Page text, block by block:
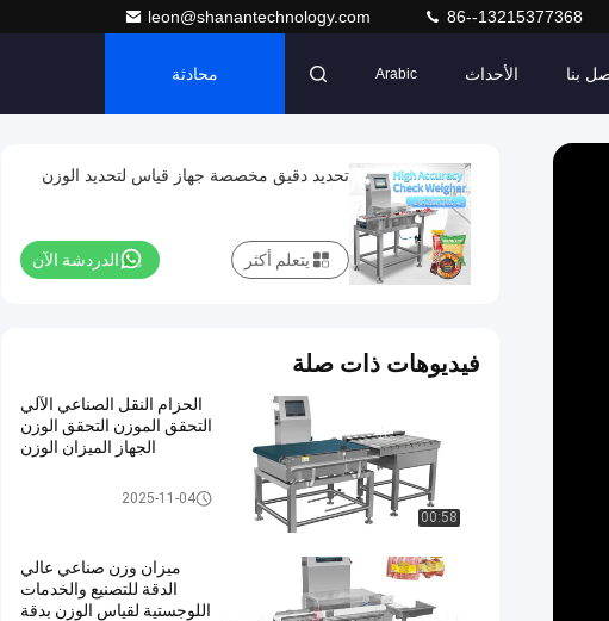
leon@shanantechnology.com 86--13215377368
بنا الأحداث Arabic محادثة
تحديد دقيق مخصصة جهاز قياس لتحديد الوزن
الدردشة الآن يتعلم أكثر
فيديوهات ذات صلة
00:58
الحزام النقل الصناعي الآلي
التحقق الموزن التحقق الوزن
الجهاز الميزان الوزن
فحص الميزان التلقائي2025-11-04
ميزان وزن صناعي عالي
الدقة للتصنيع والخدمات
اللوجستية لقياس الوزن بدقة